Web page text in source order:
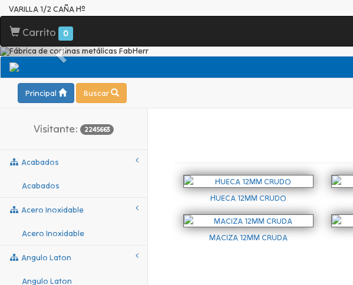
VARILLA 1/2 CAÑA Hº
Carrito 0
Principal Buscar
Visitante: 2245663
Acabados
Acabados
Acero Inoxidable
Acero Inoxidable
Angulo Laton
Angulo Laton
HUECA 12MM CRUDO
MACIZA 12MM CRUDA